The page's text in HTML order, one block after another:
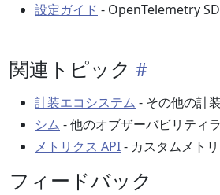
設定ガイド - OpenTelemetry
関連トピック
計装エコシステム - その他の計
シム - 他のオブザーバビリティ
メトリクス API- カスタムメト
フィードバック